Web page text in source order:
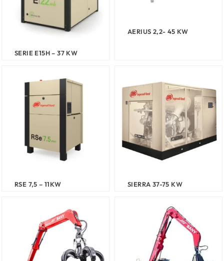
SERIE E15H – 37 KW
AERIUS 2,2- 45 KW
RSE 7,5 – 11KW SIERRA 37-75 KW